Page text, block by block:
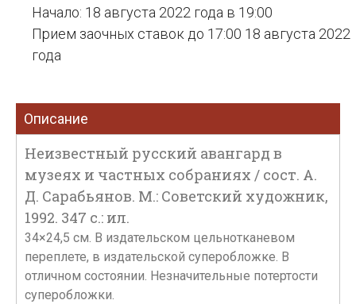
Начало: 18 августа 2022 года в 19:00
Прием заочных ставок до 17:00 18 августа 2022
года
Описание
Неизвестный русский авангард в
музеях и частных собраниях / сост. А.
Д. Сарабьянов. М.: Советский художник,
1992. 347 с.: ил.
34×24,5 см. В издательском цельнотканевом
переплете, в издательской суперобложке. В
отличном состоянии. Незначительные потертости
суперобложки.